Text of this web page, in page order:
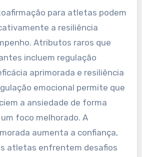
para atletas podem
a resiliência
Atributos raros que
incluem regulação
aprimorada e resiliência
emocional permite que
a ansiedade de forma
foco melhorado. A
aumenta a confiança,
atletas enfrentem desafios